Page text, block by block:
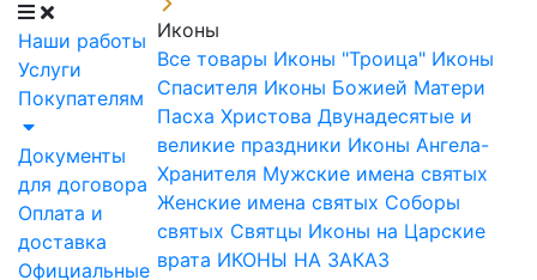
Наши работы
Услуги
Покупателям
Документы
для договора
Оплата и
доставка
Официальные
Иконы
Все товары Иконы "Троица" Иконы
Спасителя Иконы Божией Матери
Пасха Христова Двунадесятые и
великие праздники Иконы Ангела-
Хранителя Мужские имена святых
Женские имена святых Соборы
святых Святцы Иконы на Царские
врата ИКОНЫ НА ЗАКАЗ